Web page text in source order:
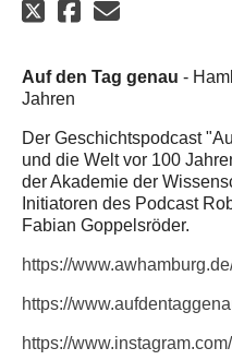
Auf den Tag genau -
Jahren
Der Geschichtspodcast
und die Welt vor 100
der Akademie der
Initiatoren des Podcast
Fabian Goppelsröder.
https://
https://
https://